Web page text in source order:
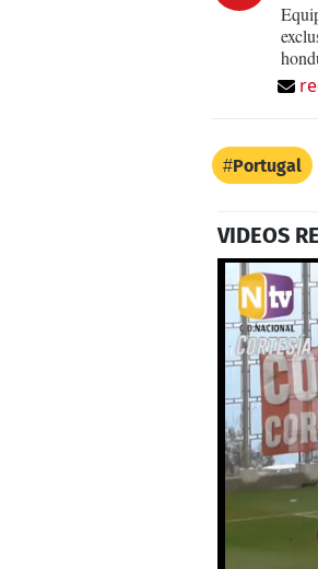
Portugal
VIDEOS